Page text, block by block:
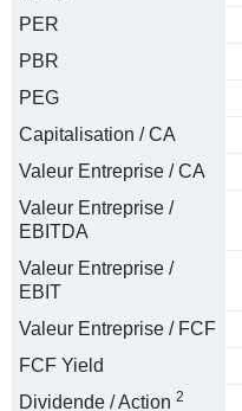
PER
PBR
PEG
Capitalisation / CA
Valeur Entreprise / CA
Valeur Entreprise /
EBITDA
Valeur Entreprise /
EBIT
Valeur Entreprise / FCF
FCF Yield
Dividende / Action 2